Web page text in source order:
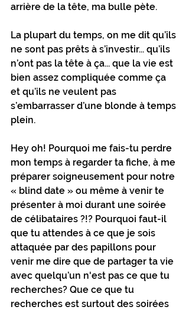
arrière de la tête, ma bulle pète.
La plupart du temps, on me dit qu’ils
ne sont pas prêts à s’investir... qu’ils
n’ont pas la tête à ça... que la vie est
bien assez compliquée comme ça
et qu’ils ne veulent pas
s’embarrasser d’une blonde à temps
plein.
Hey oh! Pourquoi me fais-tu perdre
mon temps à regarder ta fiche, à me
préparer soigneusement pour notre
« blind date » ou même à venir te
présenter à moi durant une soirée
de célibataires ?!? Pourquoi faut-il
que tu attendes à ce que je sois
attaquée par des papillons pour
venir me dire que de partager ta vie
avec quelqu’un n'est pas ce que tu
recherches? Que ce que tu
recherches est surtout des soirées